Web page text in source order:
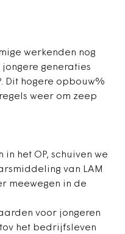
werkenden nog
generaties
Dit hogere opbouw%
weer om zeep
het OP, schuiven we
van LAM
meewegen in de
voor jongeren
het bedrijfsleven